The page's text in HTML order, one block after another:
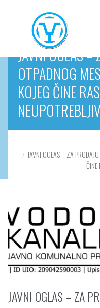
JAVNI OGLAS –
OTPADNOG
KOJEG ČINE
JAVNI OGLAS – ZA
ČINE
JAVNI OGLAS – ZA